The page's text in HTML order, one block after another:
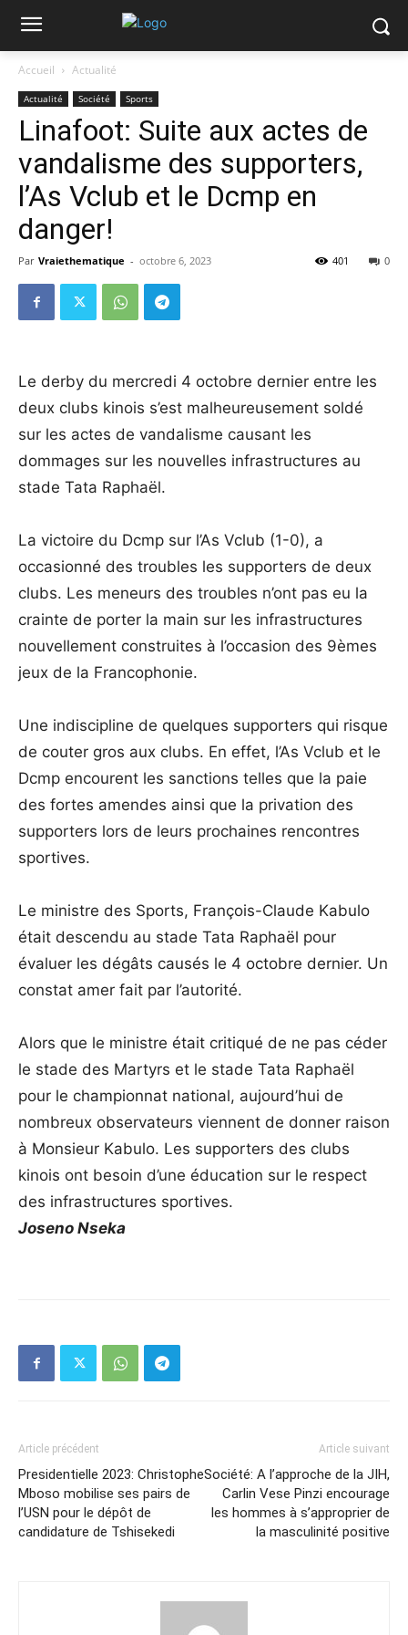
Accueil Actualité
Actualité Société Sports
Linafoot: Suite aux actes de
vandalisme des supporters,
l’As Vclub et le Dcmp en
danger!
Par Vraiethematique - octobre 6, 2023 0
401
Le derby du mercredi 4 octobre dernier entre les
deux clubs kinois s’est malheureusement soldé
sur les actes de vandalisme causant les
dommages sur les nouvelles infrastructures au
stade Tata Raphaël.
La victoire du Dcmp sur l’As Vclub (1-0), a
occasionné des troubles les supporters de deux
clubs. Les meneurs des troubles n’ont pas eu la
crainte de porter la main sur les infrastructures
nouvellement construites à l’occasion des 9èmes
jeux de la Francophonie.
Une indiscipline de quelques supporters qui risque
de couter gros aux clubs. En effet, l’As Vclub et le
Dcmp encourent les sanctions telles que la paie
des fortes amendes ainsi que la privation des
supporters lors de leurs prochaines rencontres
sportives.
Le ministre des Sports, François-Claude Kabulo
était descendu au stade Tata Raphaël pour
évaluer les dégâts causés le 4 octobre dernier. Un
constat amer fait par l’autorité.
Alors que le ministre était critiqué de ne pas céder
le stade des Martyrs et le stade Tata Raphaël
pour le championnat national, aujourd’hui de
nombreux observateurs viennent de donner raison
à Monsieur Kabulo. Les supporters des clubs
kinois ont besoin d’une éducation sur le respect
des infrastructures sportives.
Joseno Nseka
Article précédent
Presidentielle 2023: Christophe
Mboso mobilise ses pairs de
l’USN pour le dépôt de
candidature de Tshisekedi
Article suivant
Société: A l’approche de la JIH,
Carlin Vese Pinzi encourage
les hommes à s’approprier de
la masculinité positive